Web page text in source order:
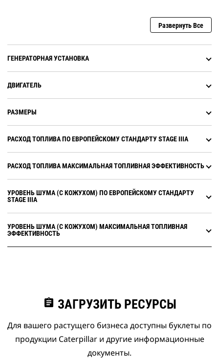
Развернуть Все
ГЕНЕРАТОРНАЯ УСТАНОВКА
ДВИГАТЕЛЬ
РАЗМЕРЫ
РАСХОД ТОПЛИВА ПО ЕВРОПЕЙСКОМУ СТАНДАРТУ STAGE IIIA
РАСХОД ТОПЛИВА МАКСИМАЛЬНАЯ ТОПЛИВНАЯ ЭФФЕКТИВНОСТЬ
УРОВЕНЬ ШУМА (С КОЖУХОМ) ПО ЕВРОПЕЙСКОМУ СТАНДАРТУ
STAGE IIIA
УРОВЕНЬ ШУМА (С КОЖУХОМ) МАКСИМАЛЬНАЯ ТОПЛИВНАЯ
ЭФФЕКТИВНОСТЬ
assignment ЗАГРУЗИТЬ РЕСУРСЫ
Для вашего растущего бизнеса доступны буклеты по
продукции Caterpillar и другие информационные
документы.